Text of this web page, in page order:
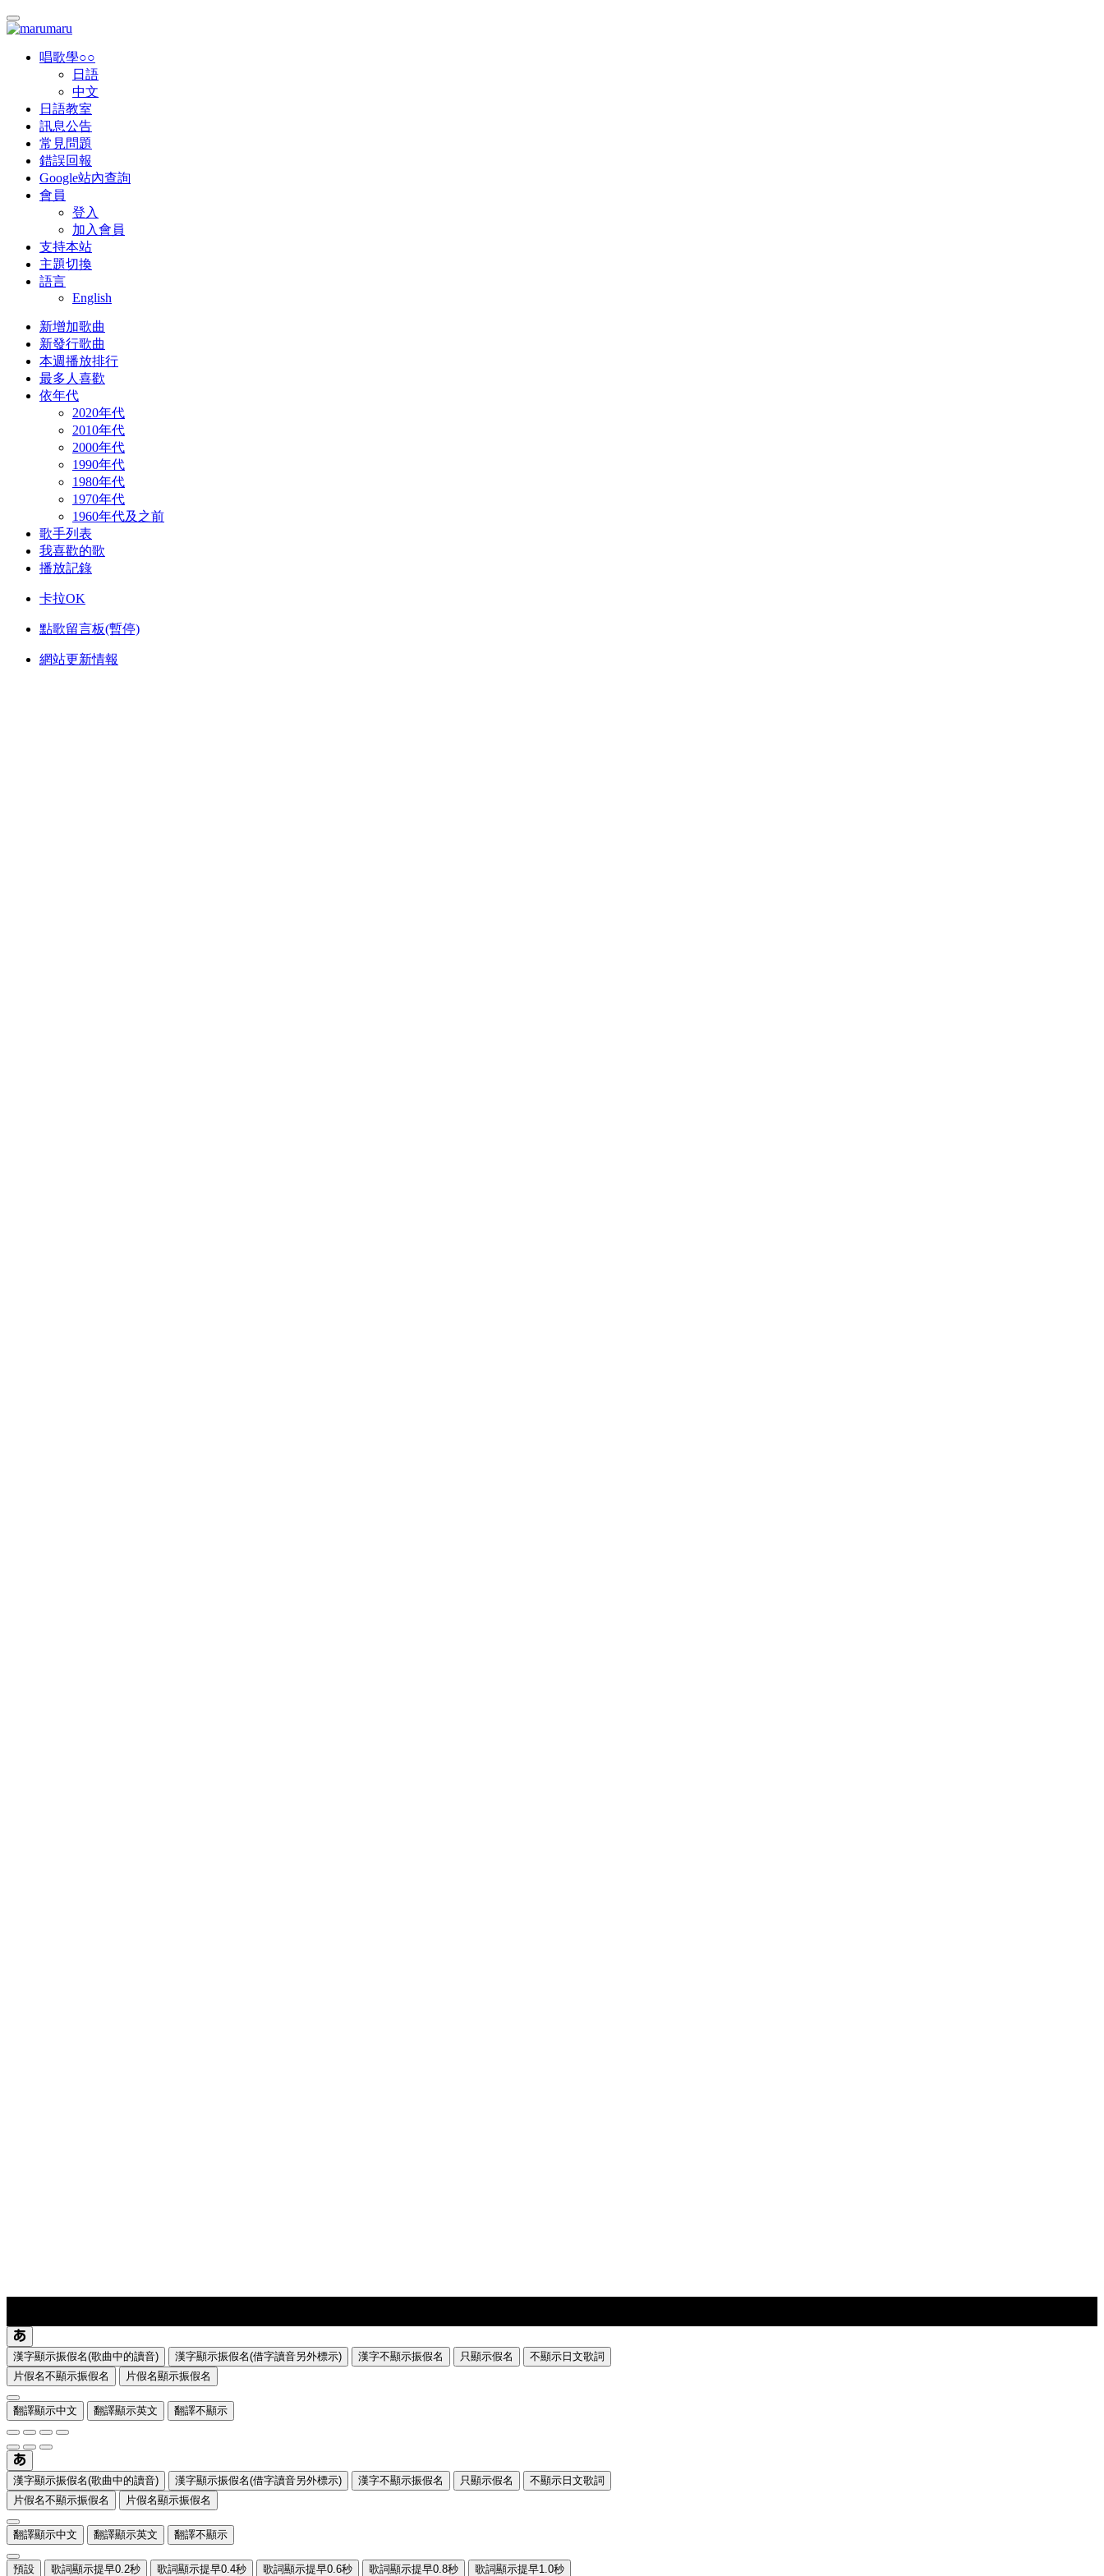
唱歌學○○
日語
中文
日語教室
訊息公告
常見問題
錯誤回報
Google站內查詢
會員
登入
加入會員
支持本站
主題切換
語言
English
新增加歌曲
新發行歌曲
本週播放排行
最多人喜歡
依年代
2020年代
2010年代
2000年代
1990年代
1980年代
1970年代
1960年代及之前
歌手列表
我喜歡的歌
播放記錄
卡拉OK
點歌留言板(暫停)
網站更新情報
漢字顯示振假名(歌曲中的讀音) 漢字顯示振假名(借字讀音另外標示) 漢字不顯示振假名 只顯示假名
不顯示日文歌詞
片假名不顯示振假名
片假名顯示振假名
翻譯顯示中文 翻譯顯示英文 翻譯不顯示
漢字顯示振假名(歌曲中的讀音) 漢字顯示振假名(借字讀音另外標示) 漢字不顯示振假名 只顯示假名
不顯示日文歌詞
片假名不顯示振假名
片假名顯示振假名
翻譯顯示中文 翻譯顯示英文 翻譯不顯示
預設 歌詞顯示提早0.2秒 歌詞顯示提早0.4秒 歌詞顯示提早0.6秒 歌詞顯示提早0.8秒 歌詞顯示提早1.0秒